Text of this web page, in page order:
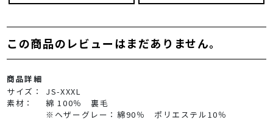
この商品のレビューはまだありません。
商品詳細
サイズ：
JS-XXXL
素材：
綿 100％ 裏毛
※ヘザーグレー：綿90％ ポリエステル10％